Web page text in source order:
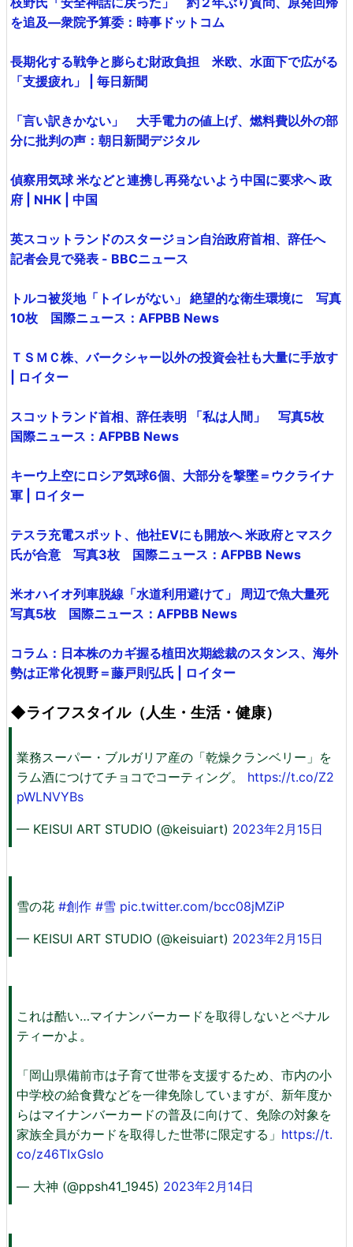
を追及―衆院予算委：時事ドットコム
長期化する戦争と膨らむ財政負担 米欧、水面下で広がる
「支援疲れ」 | 毎日新聞
「言い訳きかない」 大手電力の値上げ、燃料費以外の部
分に批判の声：朝日新聞デジタル
偵察用気球 米などと連携し再発ないよう中国に要求へ 政
府 | NHK | 中国
英スコットランドのスタージョン自治政府首相、辞任へ
記者会見で発表 - BBCニュース
トルコ被災地「トイレがない」 絶望的な衛生環境に 写真
10枚 国際ニュース：AFPBB News
ＴＳＭＣ株、バークシャー以外の投資会社も大量に手放す
| ロイター
スコットランド首相、辞任表明 「私は人間」 写真5枚
国際ニュース：AFPBB News
キーウ上空にロシア気球6個、大部分を撃墜＝ウクライナ
軍 | ロイター
テスラ充電スポット、他社EVにも開放へ 米政府とマスク
氏が合意 写真3枚 国際ニュース：AFPBB News
米オハイオ列車脱線「水道利用避けて」 周辺で魚大量死
写真5枚 国際ニュース：AFPBB News
コラム：日本株のカギ握る植田次期総裁のスタンス、海外
勢は正常化視野＝藤戸則弘氏 | ロイター
◆ライフスタイル（人生・生活・健康）
業務スーパー・ブルガリア産の「乾燥クランベリー」を
ラム酒につけてチョコでコーティング。 https://t.co/Z2
pWLNVYBs
— KEISUI ART STUDIO (@keisuiart) 2023年2月15日
雪の花 #創作 #雪 pic.twitter.com/bcc08jMZiP
— KEISUI ART STUDIO (@keisuiart) 2023年2月15日
これは酷い…マイナンバーカードを取得しないとペナル
ティーかよ。
「岡山県備前市は子育て世帯を支援するため、市内の小
中学校の給食費などを一律免除していますが、新年度か
らはマイナンバーカードの普及に向けて、免除の対象を
家族全員がカードを取得した世帯に限定する」 https://t.
co/z46TIxGsIo
— 大神 (@ppsh41_1945) 2023年2月14日